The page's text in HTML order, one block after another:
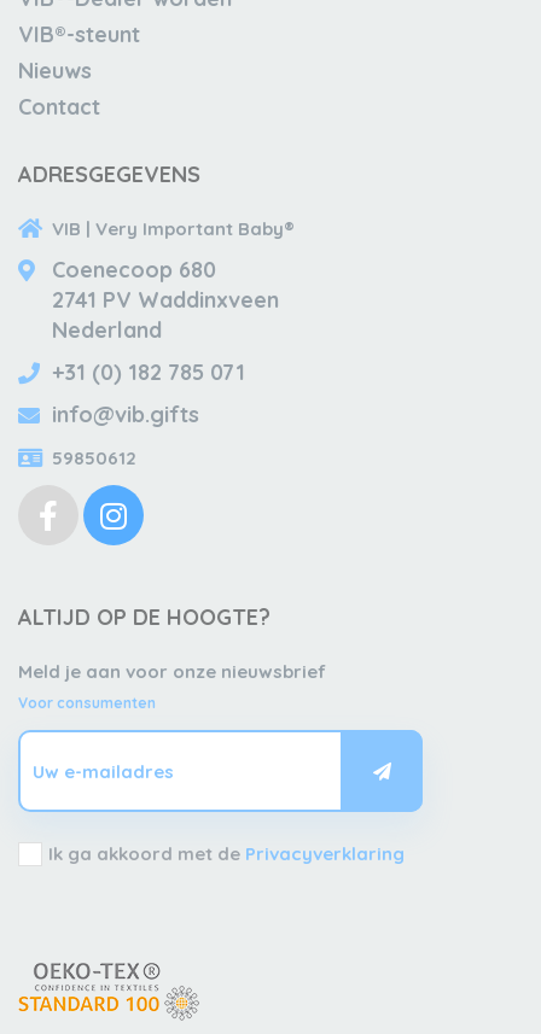
VIB®-steunt
Nieuws
Contact
ADRESGEGEVENS
VIB | Very Important Baby®
Coenecoop 680
2741 PV Waddinxveen
Nederland
+31 (0) 182 785 071
info@vib.gifts
59850612
ALTIJD OP DE HOOGTE?
Meld je aan voor onze nieuwsbrief
Voor consumenten
Ik ga akkoord met de Privacyverklaring